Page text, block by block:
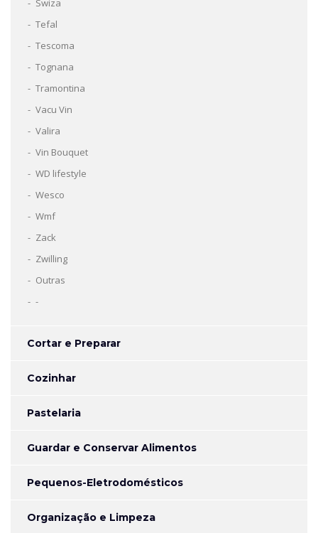
Swiza
Tefal
Tescoma
Tognana
Tramontina
Vacu Vin
Valira
Vin Bouquet
WD lifestyle
Wesco
Wmf
Zack
Zwilling
Outras
-
Cortar e Preparar
Cozinhar
Pastelaria
Guardar e Conservar Alimentos
Pequenos-Eletrodomésticos
Organização e Limpeza